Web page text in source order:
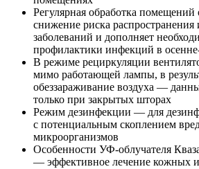
Регулярная обработка помещений
снижение риска
заболеваний и дополняет
профилактики инфекций в
В режиме рециркуляции
мимо работающей лампы, в
обеззараживание воздуха —
только при закрытых шторах
Режим дезинфекции — для
с потенциальным скоплением
микроорганизмов
Особенности УФ-облучателя
— эффективное лечение кожных